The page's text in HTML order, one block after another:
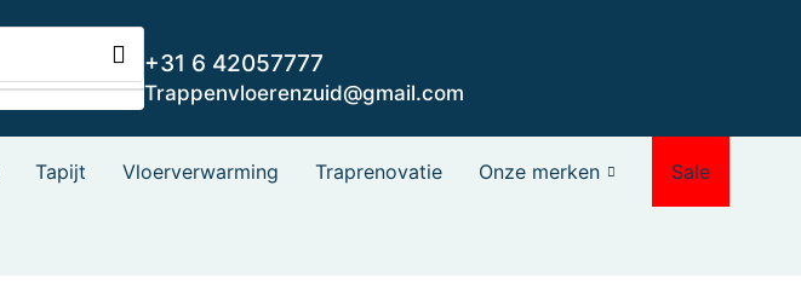
+31 6 42057777
Trappenvloerenzuid@gmail.com
Tapijt Vloerverwarming Traprenovatie Onze merken Sale